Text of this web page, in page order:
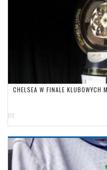
CHELSEA W FINALE KLUBOWYCH
[0]